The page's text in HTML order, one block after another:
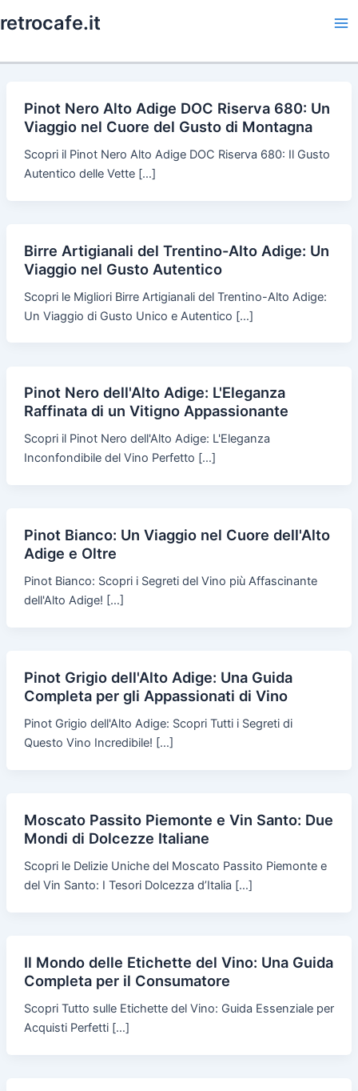
to
retrocafe.it
Pinot Nero Alto Adige DOC Riserva 680: Un
Viaggio nel Cuore del Gusto di Montagna
Scopri il Pinot Nero Alto Adige DOC Riserva 680: Il Gusto
Autentico delle Vette […]
Birre Artigianali del Trentino-Alto Adige: Un
Viaggio nel Gusto Autentico
Scopri le Migliori Birre Artigianali del Trentino-Alto Adige:
Un Viaggio di Gusto Unico e Autentico […]
Pinot Nero dell'Alto Adige: L'Eleganza
Raffinata di un Vitigno Appassionante
Scopri il Pinot Nero dell'Alto Adige: L'Eleganza
Inconfondibile del Vino Perfetto […]
Pinot Bianco: Un Viaggio nel Cuore dell'Alto
Adige e Oltre
Pinot Bianco: Scopri i Segreti del Vino più Affascinante
dell'Alto Adige! […]
Pinot Grigio dell'Alto Adige: Una Guida
Completa per gli Appassionati di Vino
Pinot Grigio dell'Alto Adige: Scopri Tutti i Segreti di
Questo Vino Incredibile! […]
Moscato Passito Piemonte e Vin Santo: Due
Mondi di Dolcezze Italiane
Scopri le Delizie Uniche del Moscato Passito Piemonte e
del Vin Santo: I Tesori Dolcezza d’Italia […]
Il Mondo delle Etichette del Vino: Una Guida
Completa per il Consumatore
Scopri Tutto sulle Etichette del Vino: Guida Essenziale per
Acquisti Perfetti […]